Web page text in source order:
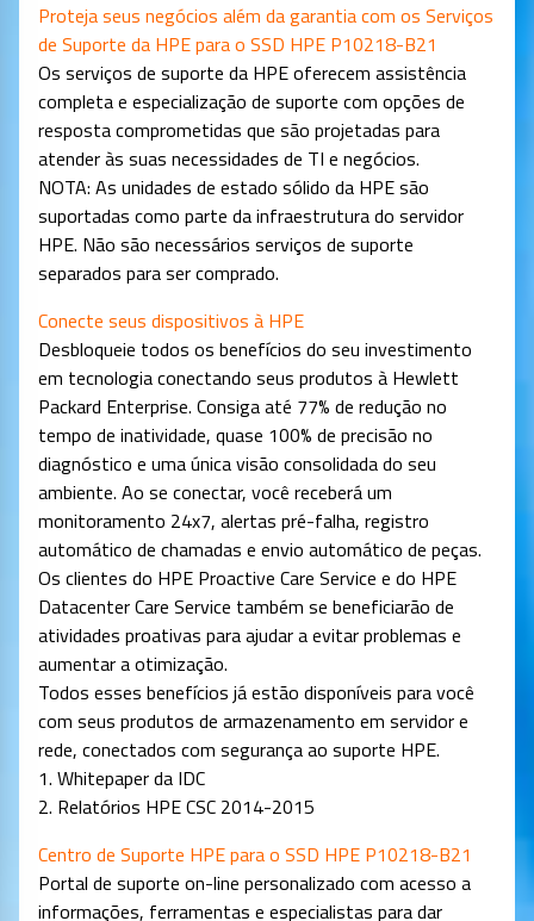
Proteja seus negócios além da garantia com os Serviços
de Suporte da HPE para o SSD HPE P10218-B21
Os serviços de suporte da HPE oferecem assistência
completa e especialização de suporte com opções de
resposta comprometidas que são projetadas para
atender às suas necessidades de TI e negócios.
NOTA: As unidades de estado sólido da HPE são
suportadas como parte da infraestrutura do servidor
HPE. Não são necessários serviços de suporte
separados para ser comprado.
Conecte seus dispositivos à HPE
Desbloqueie todos os benefícios do seu investimento
em tecnologia conectando seus produtos à Hewlett
Packard Enterprise. Consiga até 77% de redução no
tempo de inatividade, quase 100% de precisão no
diagnóstico e uma única visão consolidada do seu
ambiente. Ao se conectar, você receberá um
monitoramento 24x7, alertas pré-falha, registro
automático de chamadas e envio automático de peças.
Os clientes do HPE Proactive Care Service e do HPE
Datacenter Care Service também se beneficiarão de
atividades proativas para ajudar a evitar problemas e
aumentar a otimização.
Todos esses benefícios já estão disponíveis para você
com seus produtos de armazenamento em servidor e
rede, conectados com segurança ao suporte HPE.
1. Whitepaper da IDC
2. Relatórios HPE CSC 2014-2015
Centro de Suporte HPE para o SSD HPE P10218-B21
Portal de suporte on-line personalizado com acesso a
informações, ferramentas e especialistas para dar